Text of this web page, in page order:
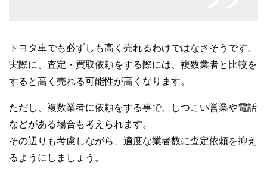
40代男性
他の買取専門会社よりも査定価格が良かっ
たです。
スタッフの対応も感じが良く、手続きも迅
トヨタ車でも必ずしも高く売れるわけではなさそうです。
実際に、査定・買取依頼をする際には、複数業者と比較を
すると高く売れる可能性が高くなります。
ただし、複数業者に依頼をする事で、しつこい営業や電話
などがある場合も考えられます。
その辺りも考慮しながら、適度な業者数に査定依頼を抑え
るようにしましょう。